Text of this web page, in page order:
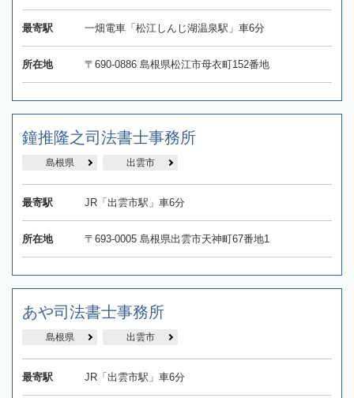
最寄駅 一畑電車「松江しんじ湖温泉駅」車6分
所在地 〒690-0886 島根県松江市母衣町152番地
鐘推隆之司法書士事務所
島根県 出雲市
最寄駅 JR「出雲市駅」車6分
所在地 〒693-0005 島根県出雲市天神町67番地1
あや司法書士事務所
島根県 出雲市
最寄駅 JR「出雲市駅」車6分